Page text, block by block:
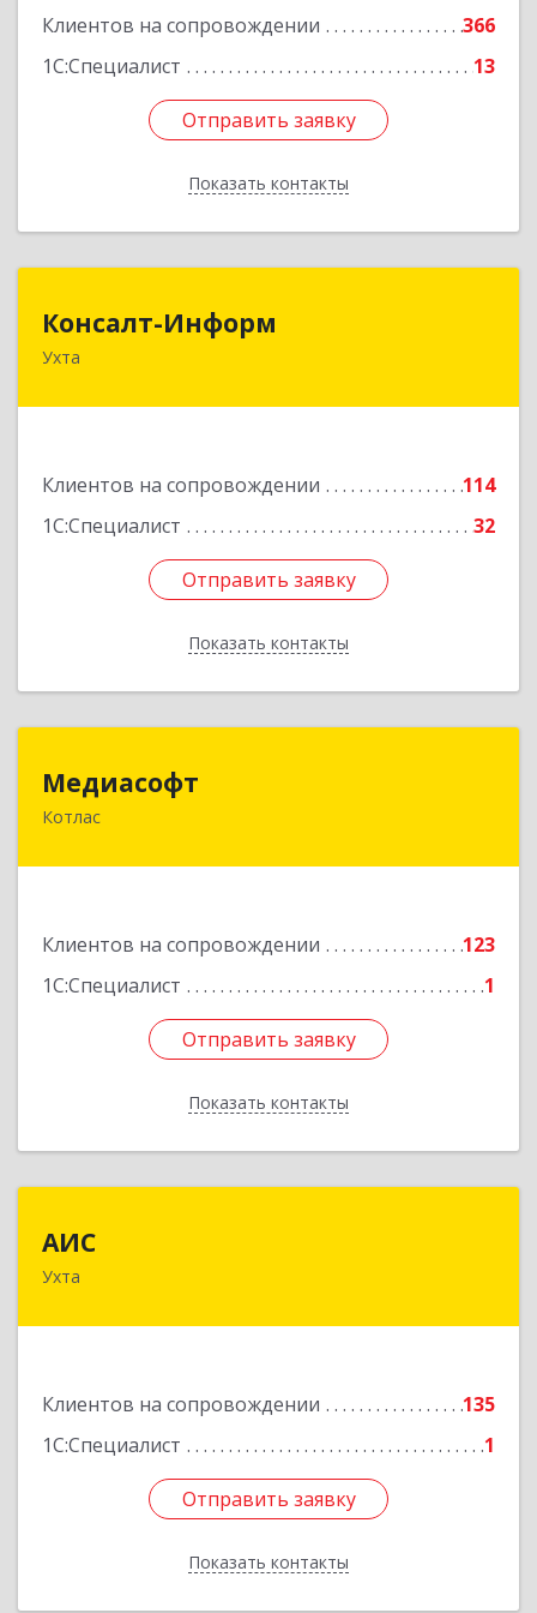
Клиентов на сопровождении
366
1С:Специалист
13
Отправить заявку
Показать контакты
Отправить заявку
Назад
Консалт-Информ
Ухта
Клиентов на сопровождении
114
1С:Специалист
32
Отправить заявку
Показать контакты
169300, Коми Респ, Ухта г, Строителей пр-д 1, 2
Отправить заявку
Назад
Медиасофт
Котлас
Клиентов на сопровождении
123
1С:Специалист
1
Отправить заявку
Показать контакты
Отправить заявку
Назад
АИС
Ухта
Клиентов на сопровождении
135
1С:Специалист
1
Отправить заявку
Показать контакты
169310, Коми Респ, Ухта г, Первомайская ул.,
Отправить заявку
Назад